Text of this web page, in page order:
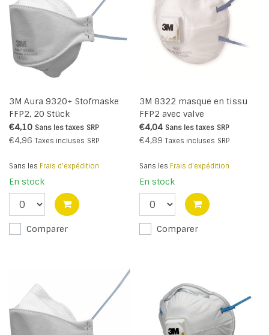
3M Aura 9320+ Stofmaske
FFP2, 20 Stück
€4,10 Sans les taxes SRP
€4,96 Taxes incluses SRP
Sans les Frais d'expédition
En stock
Comparer
3M 8322 masque en tissu
FFP2 avec valve
€4,04 Sans les taxes SRP
€4,89 Taxes incluses SRP
Sans les Frais d'expédition
En stock
Comparer